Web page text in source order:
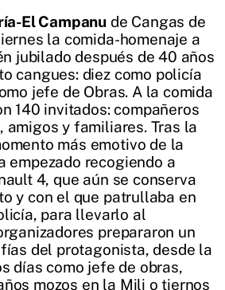
El Campanu de Cangas de
la comida-homenaje a
jubilado después de 40 años
cangues: diez como policía
jefe de Obras. A la comida
140 invitados: compañeros
amigos y familiares. Tras la
más emotivo de la
empezado recogiendo a
4, que aún se conserva
y con el que patrullaba en
para llevarlo al
prepararon un
del protagonista, desde la
días como jefe de obras,
mozos en la Mili o tiernos